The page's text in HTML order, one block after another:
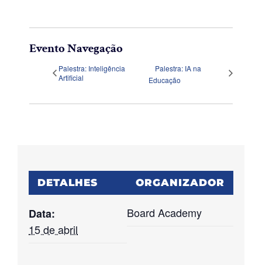
Evento Navegação
Palestra: Inteligência
Artificial
Palestra: IA na
Educação
DETALHES
Data:
15 de abril
ORGANIZADOR
Board Academy